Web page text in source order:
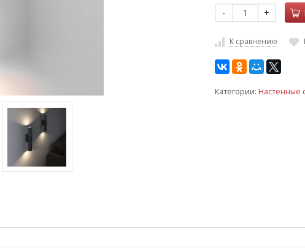
- +
К сравнению
Категории: Настенные